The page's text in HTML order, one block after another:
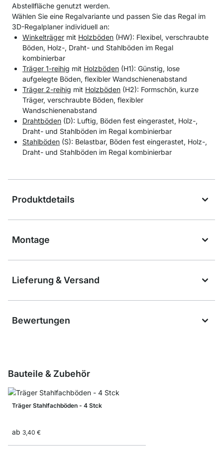
Abstellfläche genutzt werden.
Wählen Sie eine Regalvariante und passen Sie das Regal im
3D-Regalplaner individuell an:
Winkelträger mit Holzböden (HW): Flexibel, verschraubte
Böden, Holz-, Draht- und Stahlböden im Regal
kombinierbar
Träger 1-reihig mit Holzböden (H1): Günstig, lose
aufgelegte Böden, flexibler Wandschienenabstand
Träger 2-reihig mit Holzböden (H2): Formschön, kurze
Träger, verschraubte Böden, flexibler
Wandschienenabstand
Drahtböden (D): Luftig, Böden fest eingerastet, Holz-,
Draht- und Stahlböden im Regal kombinierbar
Stahlböden (S): Belastbar, Böden fest eingerastet, Holz-,
Draht- und Stahlböden im Regal kombinierbar
Produktdetails
Montage
Lieferung & Versand
Bewertungen
Bauteile & Zubehör
Träger Stahlfachböden - 4 Stck
ab 3,40 €